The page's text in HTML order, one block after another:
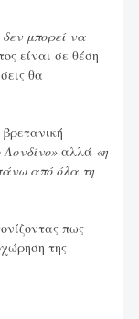
μπορεί να
είναι σε θέση
θα
αλλά «η
από όλα τη
πως
της